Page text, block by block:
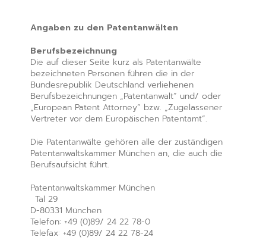
Angaben zu den Patentanwälten
Berufsbezeichnung
Die auf dieser Seite kurz als Patentanwälte
bezeichneten Personen führen die in der
Bundesrepublik Deutschland verliehenen
Berufsbezeichnungen „Patentanwalt“ und/ oder
„European Patent Attorney“ bzw. „Zugelassener
Vertreter vor dem Europäischen Patentamt“.
Die Patentanwälte gehören alle der zuständigen
Patentanwaltskammer München an, die auch die
Berufsaufsicht führt.
Patentanwaltskammer München
Tal 29
D-80331 München
Telefon: +49 (0)89/ 24 22 78-0
Telefax: +49 (0)89/ 24 22 78-24